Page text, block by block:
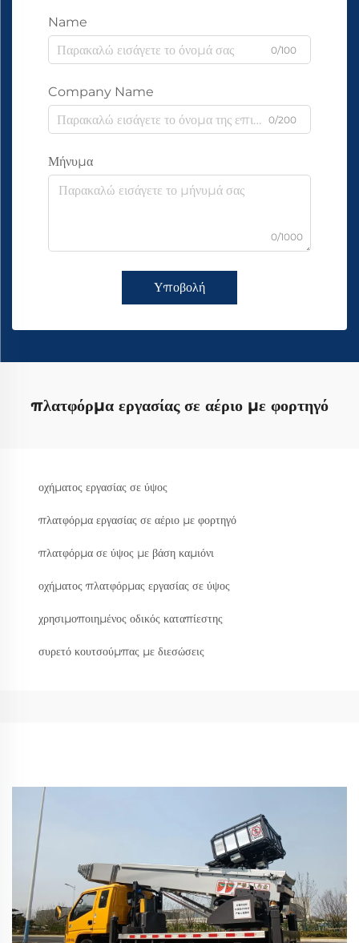
Name
0/100
Company Name
0/200
Μήνυμα
0/1000
Υποβολή
πλατφόρμα εργασίας σε αέριο με φορτηγό
οχήματος εργασίας σε ύψος
πλατφόρμα εργασίας σε αέριο με φορτηγό
πλατφόρμα σε ύψος με βάση καμιόνι
οχήματος πλατφόρμας εργασίας σε ύψος
χρησιμοποιημένος οδικός καταπίεστης
συρετό κουτσούμπας με διεσώσεις